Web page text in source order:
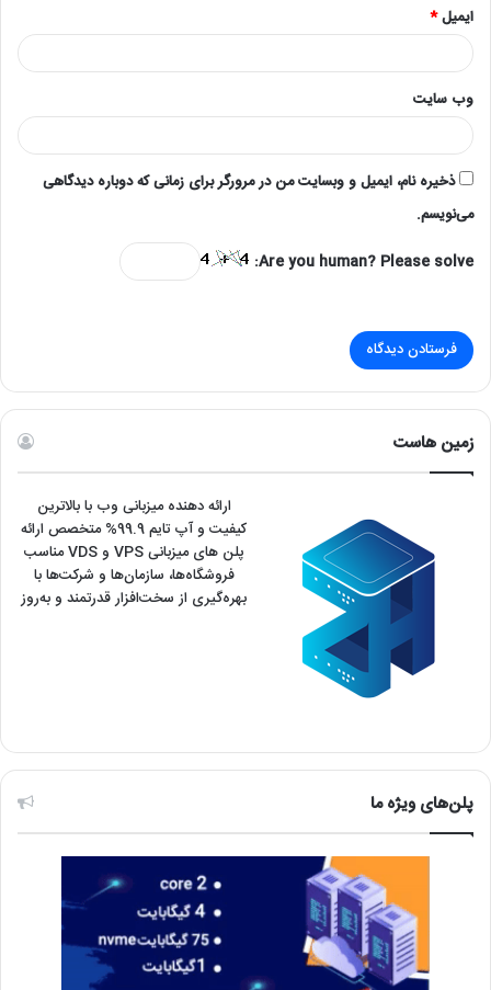
ایمیل*
وب‌ سایت
ذخیره نام، ایمیل و وبسایت من در مرورگر برای زمانی که دوباره دیدگاهی
می‌نویسم.
Are you human? Please solve:
زمین هاست
ارائه دهنده میزبانی وب با بالاترین
کیفیت و آپ تایم 99.9% متخصص ارائه
پلن های میزبانی VPS و VDS مناسب
فروشگاه‌ها، سازمان‌ها و شرکت‌ها با
بهره‌گیری از سخت‌افزار قدرتمند و به‌روز
پلن‌های ویژه ما